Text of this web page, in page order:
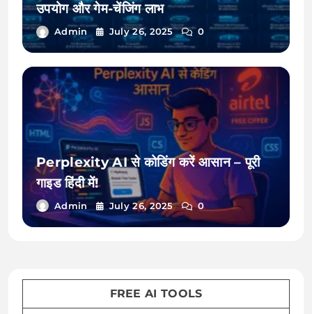
उपयोग और गेम-चेंजिंग लाभ
Admin July 26, 2025 0
Perplexity AI से कोडिंग करें आसान – पूरी
गाइड हिंदी में!
Admin July 26, 2025 0
FREE AI TOOLS